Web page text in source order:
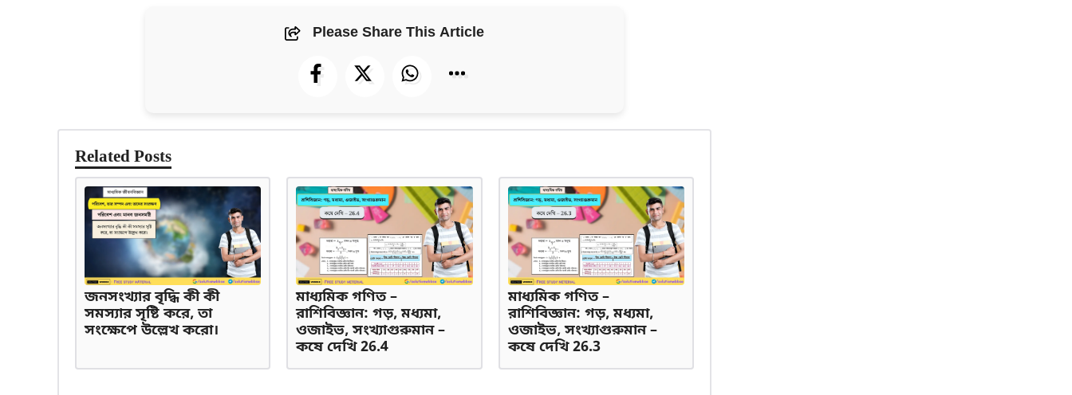
Please Share This Article
Related Posts
জনসংখ্যার বৃদ্ধি কী কী
সমস্যার সৃষ্টি করে, তা
সংক্ষেপে উল্লেখ করো।
মাধ্যমিক গণিত –
রাশিবিজ্ঞান: গড়, মধ্যমা,
ওজাইভ, সংখ্যাগুরুমান –
কষে দেখি 26.4
মাধ্যমিক গণিত –
রাশিবিজ্ঞান: গড়, মধ্যমা,
ওজাইভ, সংখ্যাগুরুমান –
কষে দেখি 26.3